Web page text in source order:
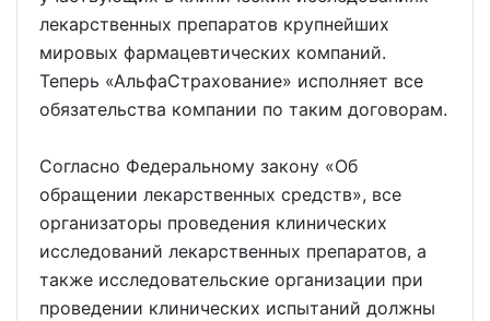
лекарственных препаратов крупнейших
мировых фармацевтических компаний.
Теперь «АльфаСтрахование» исполняет все
обязательства компании по таким договорам.
Согласно Федеральному закону «Об
обращении лекарственных средств», все
организаторы проведения клинических
исследований лекарственных препаратов, а
также исследовательские организации при
проведении клинических испытаний должны